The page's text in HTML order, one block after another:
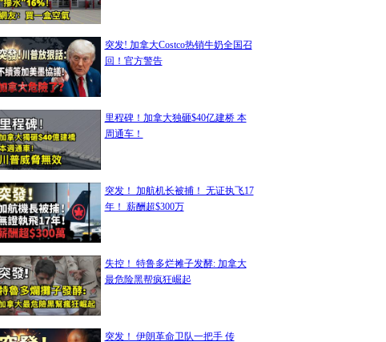
突发! 加拿大Costco热销牛奶全国召
回！官方警告
里程碑！加拿大独砸$40亿建桥 本
周通车！
突发！ 加航机长被捕！ 无证执飞17
年！ 薪酬超$300万
失控！ 特鲁多烂摊子发酵: 加拿大
最危险黑帮疯狂崛起
突发！ 伊朗革命卫队一把手 传